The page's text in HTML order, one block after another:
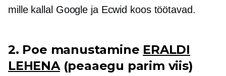
mille kallal Google ja Ecwid koos töötavad.
2. Poe manustamine ERALDI
LEHENA(peaaegu parim viis)